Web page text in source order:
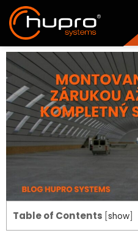
Table of Contents show